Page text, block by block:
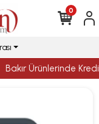
Bakır Ürünlerinde
0